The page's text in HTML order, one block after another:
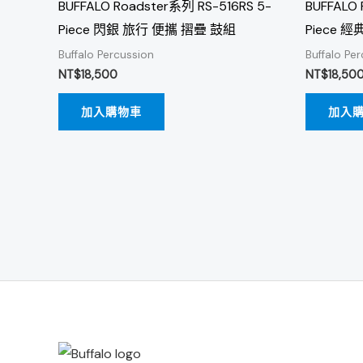
BUFFALO Roadster系列 RS-516RS 5-
Piece 閃銀 旅行 便攜 摺疊 鼓組
Buffalo Percussion
NT$18,500
加入購物車
Piece 經
Buffalo
NT$
加入